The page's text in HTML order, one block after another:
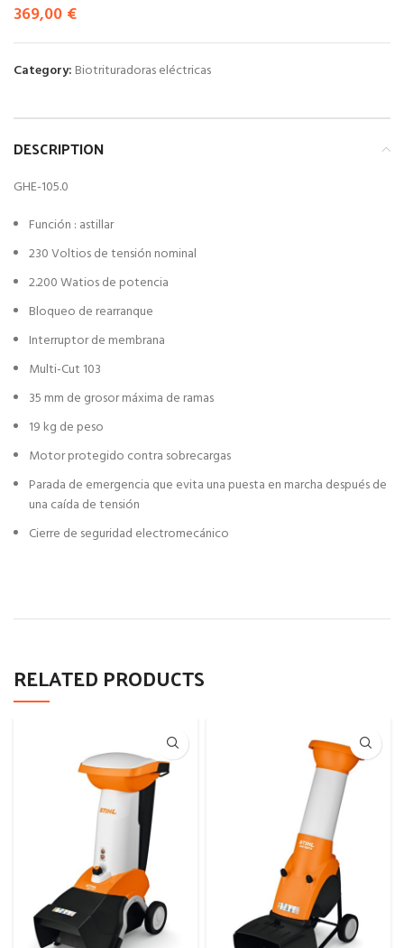
369,00 €
Category: Biotrituradoras eléctricas
DESCRIPTION
GHE-105.0
Función : astillar
230 Voltios de tensión nominal
2.200 Watios de potencia
Bloqueo de rearranque
Interruptor de membrana
Multi-Cut 103
35 mm de grosor máxima de ramas
19 kg de peso
Motor protegido contra sobrecargas
Parada de emergencia que evita una puesta en marcha después de
una caída de tensión
Cierre de seguridad electromecánico
RELATED PRODUCTS